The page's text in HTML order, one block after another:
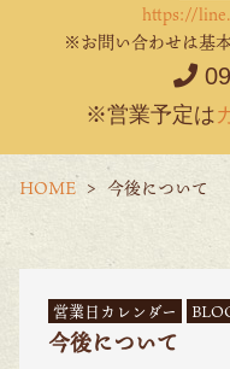
https://
※お問い合わせは基
※営業予定は
HOME 今後について
営業日カレンダー
今後について